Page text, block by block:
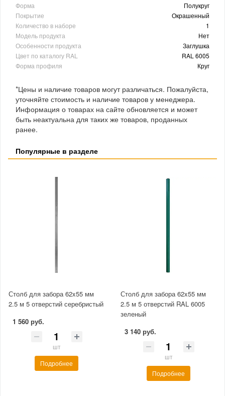
Форма
Полукруг
Покрытие
Окрашенный
Количество в наборе
1
Модель продукта
Нет
Особенности продукта
Заглушка
Цвет по каталогу RAL
RAL 6005
Форма профиля
Круг
*Цены и наличие товаров могут различаться. Пожалуйста,
уточняйте стоимость и наличие товаров у менеджера.
Информация о товарах на сайте обновляется и может
быть неактуальна для таких же товаров, проданных
ранее.
Популярные в разделе
Столб для забора 62x55 мм
2.5 м 5 отверстий серебристый
1 560 руб.
шт
Подробнее
Столб для забора 62x55 мм
2.5 м 5 отверстий RAL 6005
зеленый
3 140 руб.
шт
Подробнее